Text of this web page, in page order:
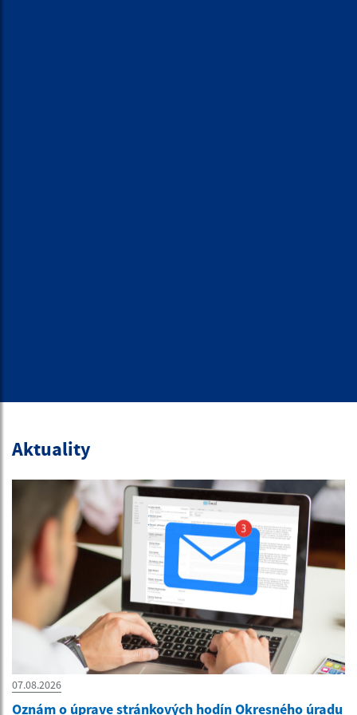
Aktuality
07.08.2026
Oznám o úprave stránkových hodín Okresného úradu